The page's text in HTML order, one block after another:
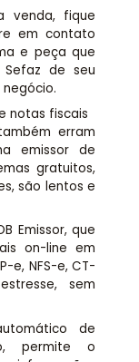
venda, fique
em contato
e peça que
de seu
notas fiscais
erram
emissor de
gratuitos,
são lentos e
Emissor, que
on-line em
e, NFS-e, CT-
sem
de
permite o